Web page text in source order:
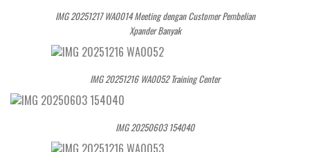
IMG 20251217 WA0014 Meeting dengan Customer Pembelian
Xpander Banyak
IMG 20251216 WA0052 Training Center
IMG 20250603 154040